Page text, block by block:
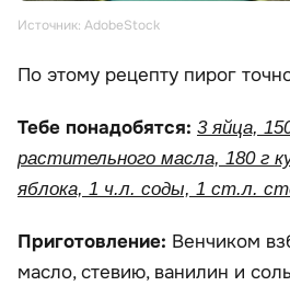
Источник: AdobeStock
По этому рецепту пирог
Тебе понадобятся: 3 яйца,
растительного масла, 180 г
яблока, 1 ч.л. соды, 1 ст.л.
Приготовление: Венчиком
масло, стевию, ванилин и